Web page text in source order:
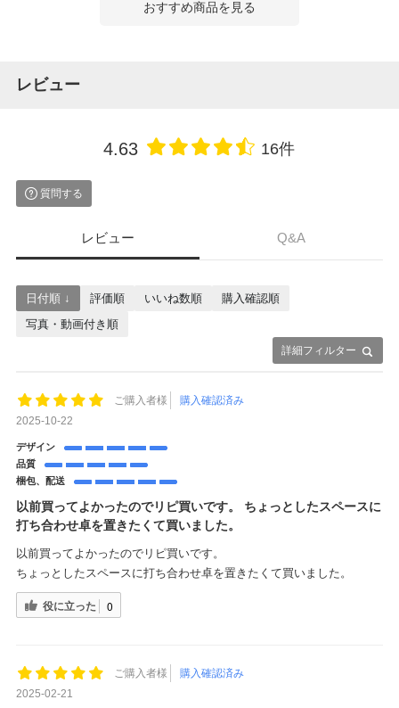
おすすめ商品を見る
レビュー
4.63 16件
質問する
レビュー Q&A
詳細フィルター
日付順 ↓ 評価順 いいね数順
購入確認順
写真・動画付き順
ご購入者様
購入確認済み
2025-10-22
デザイン
品質
梱包、配送
以前買ってよかったのでリピ買いです。 ちょっとしたスペースに
打ち合わせ卓を置きたくて買いました。
以前買ってよかったのでリピ買いです。
ちょっとしたスペースに打ち合わせ卓を置きたくて買いました。
役に立った 0
ご購入者様
購入確認済み
2025-02-21